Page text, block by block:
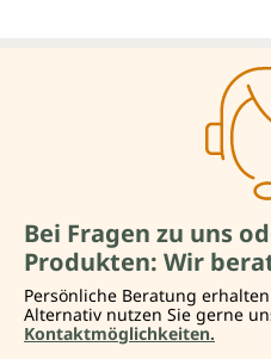
Bei Fragen zu uns
Produkten: Wir
Persönliche Beratung
Alternativ nutzen Sie gerne
Kontaktmöglichkeiten.